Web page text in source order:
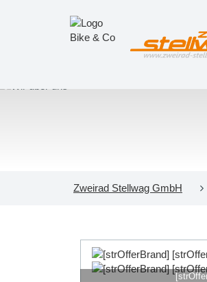
Zweirad Stellwag GmbH